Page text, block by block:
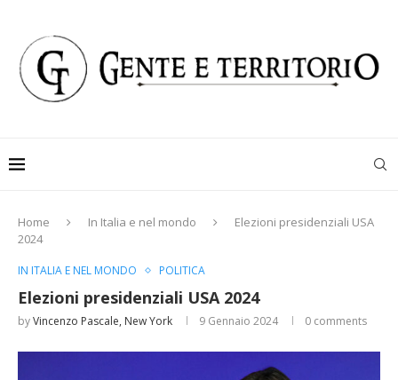
Home In Italia e nel mondo
Elezioni presidenziali USA
2024
IN ITALIA E NEL MONDO POLITICA
Elezioni presidenziali USA 2024
byVincenzo Pascale, New York 9 Gennaio 2024 0 comments